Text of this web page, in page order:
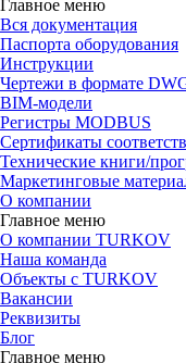
Главное меню
Вся документация
Паспорта оборудования
Инструкции
Чертежи в формате
BIM-модели
Регистры MODBUS
Сертификаты
Технические книги/
Маркетинговые
О компании
Главное меню
О компании TURKOV
Наша команда
Объекты с TURKOV
Вакансии
Реквизиты
Блог
Главное меню